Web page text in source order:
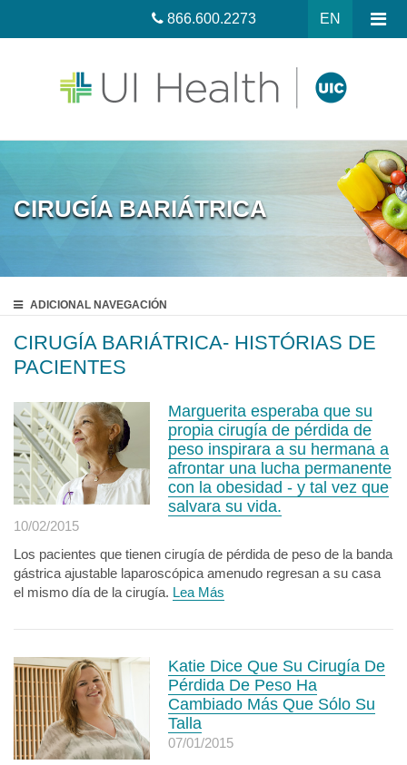
EN
866.600.2273
CIRUGÍA BARIÁTRICA
ADICIONAL NAVEGACIÓN
CIRUGÍA BARIÁTRICA- HISTÓRIAS DE
PACIENTES
Marguerita esperaba que su
propia cirugía de pérdida de
peso inspirara a su hermana a
afrontar una lucha permanente
con la obesidad - y tal vez que
salvara su vida.
10/02/2015
Los pacientes que tienen cirugía de pérdida de peso de la banda
gástrica ajustable laparoscópica amenudo regresan a su casa
el mismo día de la cirugía. Lea Más
Katie Dice Que Su Cirugía De
Pérdida De Peso Ha
Cambiado Más Que Sólo Su
Talla
07/01/2015